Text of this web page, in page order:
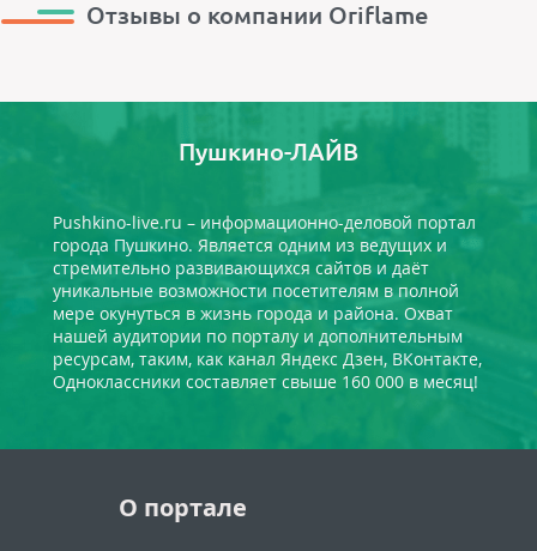
Отзывы о компании Oriflame
Пушкино-ЛАЙВ
Pushkino-live.ru – информационно-деловой портал
города Пушкино. Является одним из ведущих и
стремительно развивающихся сайтов и даёт
уникальные возможности посетителям в полной
мере окунуться в жизнь города и района. Охват
нашей аудитории по порталу и дополнительным
ресурсам, таким, как канал Яндекс Дзен, ВКонтакте,
Одноклассники составляет свыше 160 000 в месяц!
О портале